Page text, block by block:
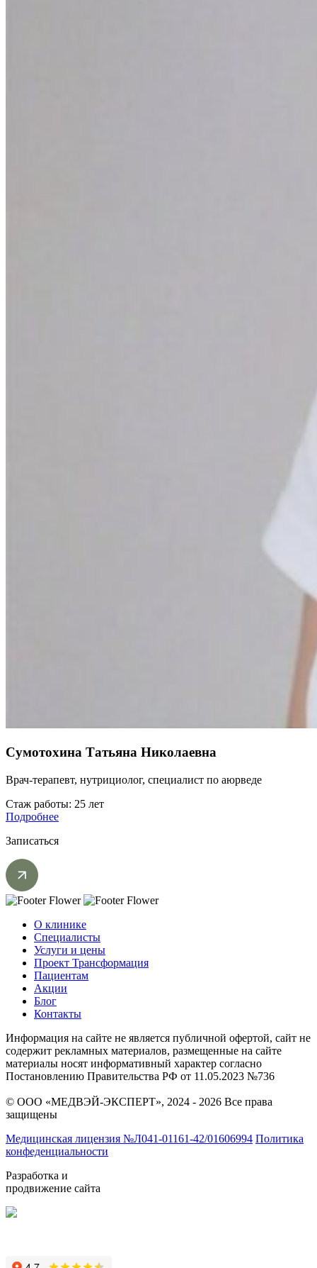
Сумотохина Татьяна Николаевна
Врач-терапевт, нутрициолог, специалист по аюрведе
Стаж работы: 25 лет
Подробнее
Записаться
О клинике
Специалисты
Услуги и цены
Проект Трансформация
Пациентам
Акции
Блог
Контакты
Информация на сайте не является публичной офертой, сайт не
содержит рекламных материалов, размещенные на сайте
материалы носят информативный характер согласно
Постановлению Правительства РФ от 11.05.2023 №736
© ООО «МЕДВЭЙ-ЭКСПЕРТ», 2024 - 2026 Все права
защищены
Медицинская лицензия №Л041-01161-42/01606994 Политика
конфеденциальности
Разработка и
продвижение сайта